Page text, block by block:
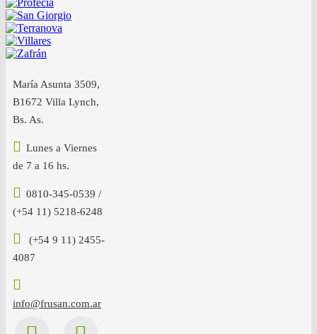
María Asunta 3509,
B1672 Villa Lynch,
Bs. As.
Lunes a Viernes
de 7 a 16 hs.
0810-345-0539 /
(+54 11) 5218-6248
(+54 9 11) 2455-
4087
info@frusan.com.ar